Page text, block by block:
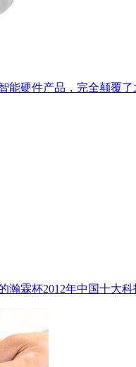
能硬件产品，完全颠覆
瀚霖杯2012年中国十大